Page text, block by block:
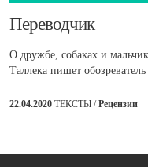
​Переводчик
О дружбе, собаках и
Таллека пишет
22.04.2020 ТЕКСТЫ /Рецензии